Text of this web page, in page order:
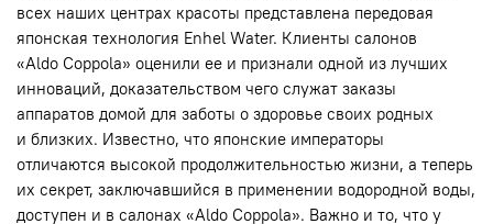
всех наших центрах красоты представлена передовая
японская технология Enhel Water. Клиенты салонов
«Aldo Coppola» оценили ее и признали одной из лучших
инноваций, доказательством чего служат заказы
аппаратов домой для заботы о здоровье своих родных
и близких. Известно, что японские императоры
отличаются высокой продолжительностью жизни, а теперь
их секрет, заключавшийся в применении водородной воды,
доступен и в салонах «Aldo Coppola». Важно и то, что у